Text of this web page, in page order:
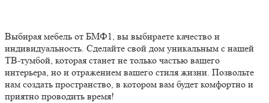
Выбирая мебель от БМФ1, вы выбираете качество и
индивидуальность. Сделайте свой дом уникальным с нашей
ТВ-тумбой, которая станет не только частью вашего
интерьера, но и отражением вашего стиля жизни. Позвольте
нам создать пространство, в котором вам будет комфортно и
приятно проводить время!